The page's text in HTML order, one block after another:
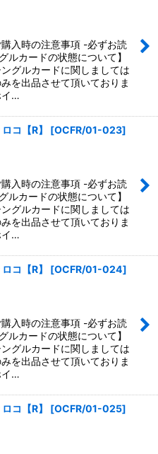
購入時の注意事項 -必ずお読
ルカードの状態について】
グルカードに関しましては
を出品させて頂いておりま
イ…
コ【R】 [OCFR/01-023]
購入時の注意事項 -必ずお読
ルカードの状態について】
グルカードに関しましては
を出品させて頂いておりま
イ…
コ【R】 [OCFR/01-024]
購入時の注意事項 -必ずお読
ルカードの状態について】
グルカードに関しましては
を出品させて頂いておりま
イ…
コ【R】 [OCFR/01-025]